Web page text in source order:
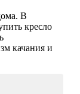
В
кресло
качания и